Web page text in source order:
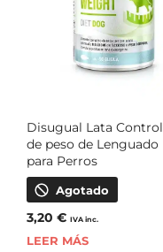
Disugual Lata Control
de peso de Lenguado
para Perros
Agotado
3,20 € IVA inc.
LEER MÁS